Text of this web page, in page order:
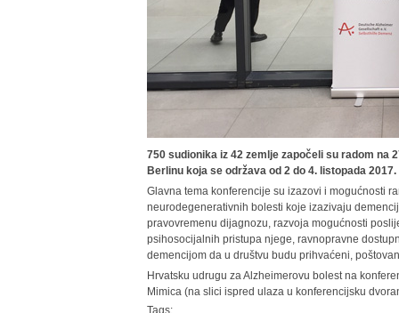
750 sudionika iz 42 zemlje započeli su radom
Berlinu koja se održava od 2 do 4. listopada 2017.
Glavna tema konferencije su izazovi i mogućnosti
neurodegenerativnih bolesti koje izazivaju
pravovremenu dijagnozu, razvoja mogućnosti
psihosocijalnih pristupa njege, ravnopravne
demencijom da u društvu budu prihvaćeni,
Hrvatsku udrugu za Alzheimerovu bolest na
Mimica (na slici ispred ulaza u konferencijsku
Tags: